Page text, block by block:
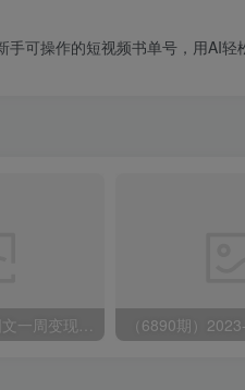
手可操作的短视频书单号，用AI
（8409期）几篇图文一周变现1500＋，深度拆解面试掘金项目，小白轻松上手